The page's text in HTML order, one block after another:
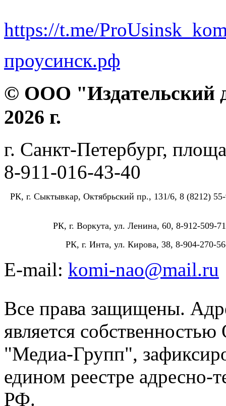
https://t.me/
проусинск.рф
© ООО "Издательский
2026 г.
г. Санкт-Петербург,
8-911-016-43-40
РК, г. Сыктывкар, Октябрьский пр., 131/6, 8 (8212)
РК, г. Воркута, ул. Ленина, 60, 8-912-509-
РК, г. Инта, ул. Кирова, 38, 8-904-270-
E-mail: komi-nao@mail.ru
Все права защищены.
является
"Медиа-Групп",
едином реестре адресно-
РФ.